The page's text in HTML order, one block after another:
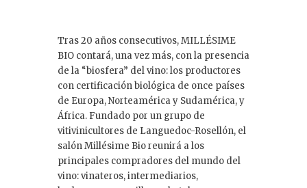
Tras 20 años consecutivos, MILLÉSIME
BIO contará, una vez más, con la presencia
de la “biosfera” del vino: los productores
con certificación biológica de once países
de Europa, Norteamérica y Sudamérica, y
África. Fundado por un grupo de
vitivinicultores de Languedoc-Rosellón, el
salón Millésime Bio reunirá a los
principales compradores del mundo del
vino: vinateros, intermediarios,